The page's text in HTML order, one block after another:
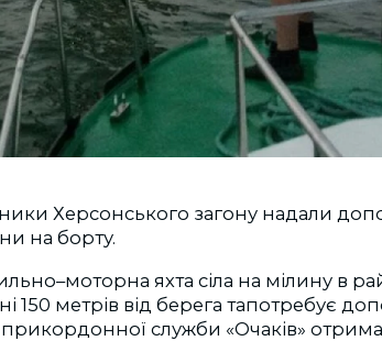
Херсонського загону надали
на борту.
яхта сіла на мілину в
150 метрів від берега тапотребує
прикордонної служби «Очаків»